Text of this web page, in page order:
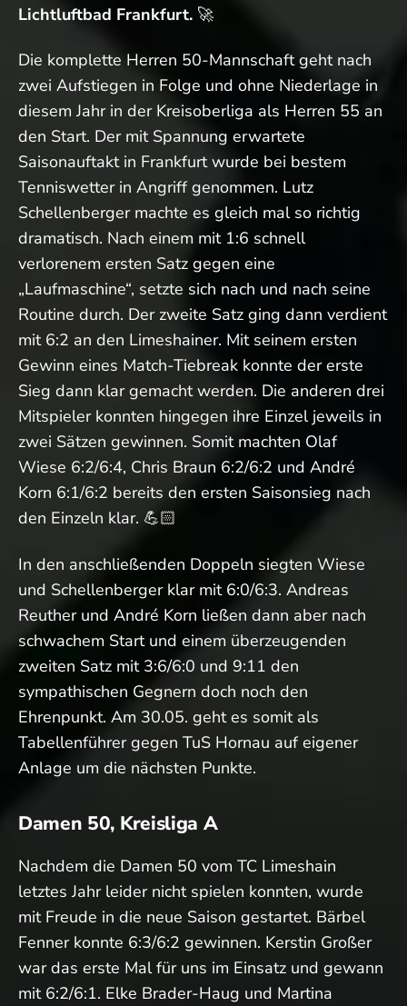
Lichtluftbad Frankfurt. 🚀
Die komplette Herren 50-Mannschaft geht nach
zwei Aufstiegen in Folge und ohne Niederlage in
diesem Jahr in der Kreisoberliga als Herren 55 an
den Start. Der mit Spannung erwartete
Saisonauftakt in Frankfurt wurde bei bestem
Tenniswetter in Angriff genommen. Lutz
Schellenberger machte es gleich mal so richtig
dramatisch. Nach einem mit 1:6 schnell
verlorenem ersten Satz gegen eine
„Laufmaschine“, setzte sich nach und nach seine
Routine durch. Der zweite Satz ging dann verdient
mit 6:2 an den Limeshainer. Mit seinem ersten
Gewinn eines Match-Tiebreak konnte der erste
Sieg dann klar gemacht werden. Die anderen drei
Mitspieler konnten hingegen ihre Einzel jeweils in
zwei Sätzen gewinnen. Somit machten Olaf
Wiese 6:2/6:4, Chris Braun 6:2/6:2 und André
Korn 6:1/6:2 bereits den ersten Saisonsieg nach
den Einzeln klar. 💪🏻
In den anschließenden Doppeln siegten Wiese
und Schellenberger klar mit 6:0/6:3. Andreas
Reuther und André Korn ließen dann aber nach
schwachem Start und einem überzeugenden
zweiten Satz mit 3:6/6:0 und 9:11 den
sympathischen Gegnern doch noch den
Ehrenpunkt. Am 30.05. geht es somit als
Tabellenführer gegen TuS Hornau auf eigener
Anlage um die nächsten Punkte.
Damen 50, Kreisliga A
Nachdem die Damen 50 vom TC Limeshain
letztes Jahr leider nicht spielen konnten, wurde
mit Freude in die neue Saison gestartet. Bärbel
Fenner konnte 6:3/6:2 gewinnen. Kerstin Großer
war das erste Mal für uns im Einsatz und gewann
mit 6:2/6:1. Elke Brader-Haug und Martina